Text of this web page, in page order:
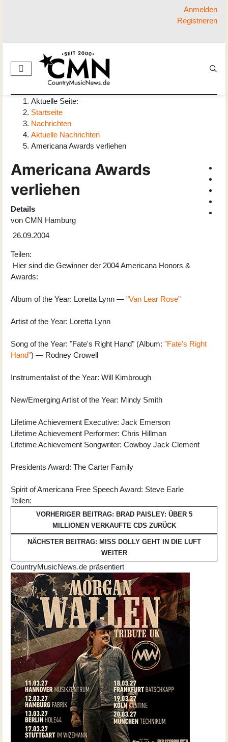
Anmelden
Registrieren
Aktuelle Seite:
Startseite
Nachrichten
Aktuelle Nachrichten
Americana Awards verliehen
Americana Awards
verliehen
Details
von CMN Hamburg
26.09.2004
Teilen:
Hier sind die Gewinner der 2004 Americana Honors &
Awards:
Album of the Year: Loretta Lynn — "Van Lear Rose"
Artist of the Year: Loretta Lynn
Song of the Year: "Fate's Right Hand" (Album: "Fate's Right
Hand") — Rodney Crowell
Instrumentalist of the Year: Will Kimbrough
New/Emerging Artist of the Year: Mindy Smith
Lifetime Achievement Executive: Jack Emerson
Lifetime Achievement Performer: Chris Hillman
Lifetime Achievement Songwriter: Cowboy Jack Clement
Presidents Award: The Carter Family
Spirit of Americana Free Speech Award: Steve Earle
Teilen:
VORHERIGER BEITRAG: BRAD PAISLEY: ÜBER 5
MILLIONEN VERKAUFTE CDS ZURÜCK
NÄCHSTER BEITRAG: MISS DOLLY GEHT IN DIE LUFT
WEITER
CountryMusicNews.de präsentiert